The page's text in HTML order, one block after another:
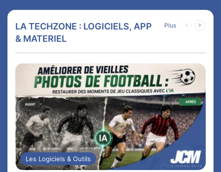
LA TECHZONE : LOGICIELS, APP
& MATERIEL
Plus
Page
Les Logiciels & Outils